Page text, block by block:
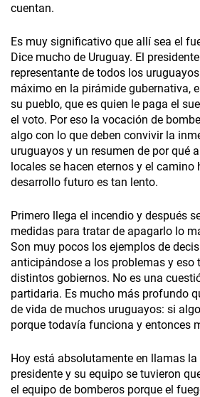
cuentan.
Es muy significativo que allí sea el
Dice mucho de Uruguay. El
representante de todos los
máximo en la pirámide gubernativa,
su pueblo, que es quien le paga el
el voto. Por eso la vocación de
algo con lo que deben convivir la
uruguayos y un resumen de por qué
locales se hacen eternos y el camino
desarrollo futuro es tan lento.
Primero llega el incendio y después
medidas para tratar de apagarlo lo
Son muy pocos los ejemplos de
anticipándose a los problemas y eso
distintos gobiernos. No es una
partidaria. Es mucho más profundo
de vida de muchos uruguayos: si
porque todavía funciona y entonces
Hoy está absolutamente en llamas
presidente y su equipo se tuvieron
el equipo de bomberos porque el